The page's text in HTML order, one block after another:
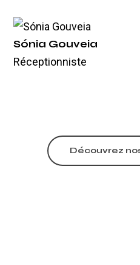
Sónia Gouveia
Réceptionniste
Découvrez